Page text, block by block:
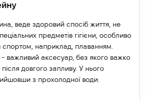
веде здоровий спосіб життя, не
предметів гігієни, особливо
спортом, наприклад, плаванням.
важливий аксесуар, без якого важко
довгого запливу. У нього
з прохолодної води.